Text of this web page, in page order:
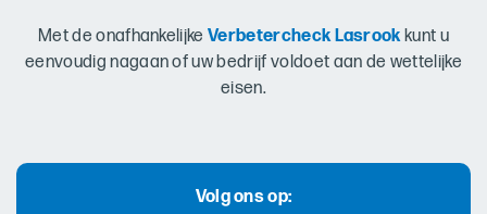
Met de onafhankelijkeVerbetercheck Lasrookkunt u
eenvoudig nagaan of uw bedrijf voldoet aan de wettelijke
eisen.
Volg ons op: